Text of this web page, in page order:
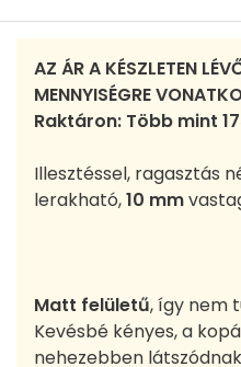
AZ ÁR A KÉSZLETEN
MENNYISÉGRE
Raktáron: Több mint
Illesztéssel, ragasztás
lerakható,10 mm
Matt felületű, így nem
Kevésbé kényes, a
nehezebben